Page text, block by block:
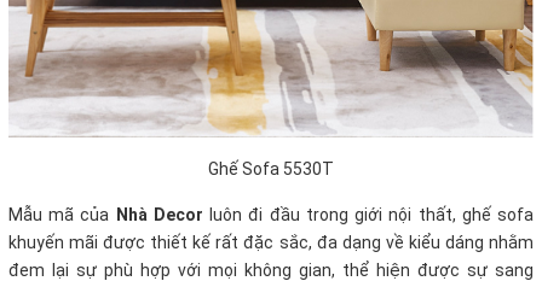
Ghế Sofa 5530T
Mẫu mã của Nhà Decor luôn đi đầu trong giới nội thất, ghế sofa
khuyến mãi được thiết kế rất đặc sắc, đa dạng về kiểu dáng nhằm
đem lại sự phù hợp với mọi không gian, thể hiện được sự sang